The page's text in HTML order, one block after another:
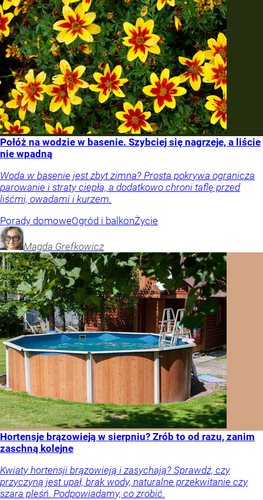
Połóż na wodzie w basenie. Szybciej się nagrzeje, a liście
nie wpadną
Woda w basenie jest zbyt zimna? Prosta pokrywa ogranicza
parowanie i straty ciepła, a dodatkowo chroni taflę przed
liśćmi, owadami i kurzem.
Porady domoweOgród i balkonŻycie
Magda Grefkowicz
Hortensje brązowieją w sierpniu? Zrób to od razu, zanim
zaschną kolejne
Kwiaty hortensji brązowieją i zasychają? Sprawdź, czy
przyczyną jest upał, brak wody, naturalne przekwitanie czy
szara pleśń. Podpowiadamy, co zrobić.